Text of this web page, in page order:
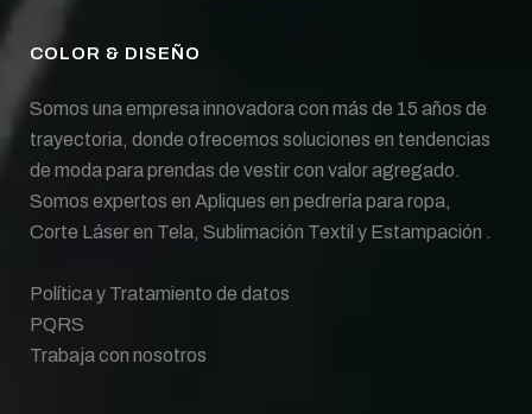
COLOR & DISEÑO
Somos una empresa innovadora con más de 15 años de
trayectoria, donde ofrecemos soluciones en tendencias
de moda para prendas de vestir con valor agregado.
Somos expertos en Apliques en pedrería para ropa,
Corte Láser en Tela, Sublimación Textil y Estampación .
Política y Tratamiento de datos
PQRS
Trabaja con nosotros